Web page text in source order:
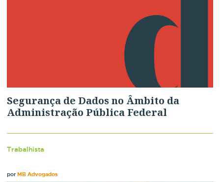
Segurança de Dados no Âmbito da
Administração Pública Federal
Trabalhista
porMB Advogados